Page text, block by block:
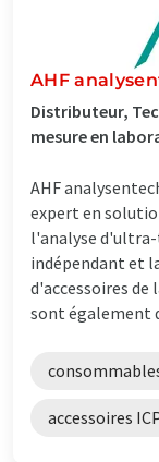
AHF
Distributeur,
mesure en
AHF
expert en
l'analyse d'ultra-
indépendant et
d'accessoires
sont également
accessoires